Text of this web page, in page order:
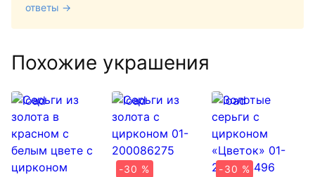
ответы →
Похожие украшения
-30 %
-30 %